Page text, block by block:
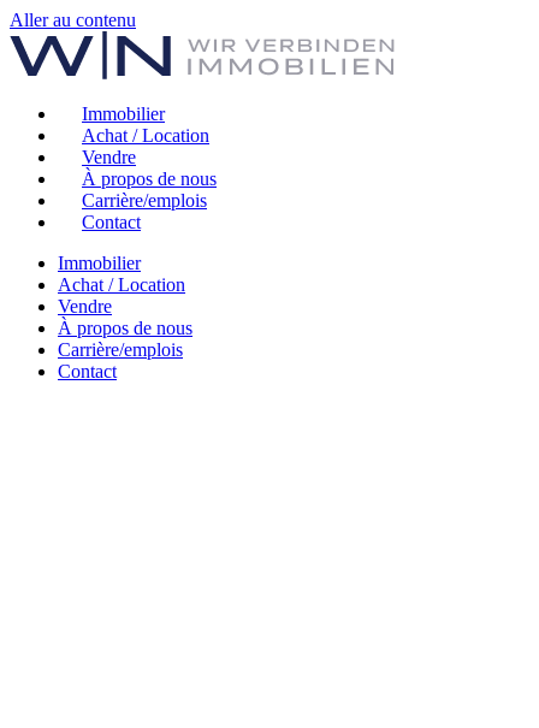
Aller au contenu
Immobilier
Achat / Location
Vendre
À propos de nous
Carrière/emplois
Contact
Immobilier
Achat / Location
Vendre
À propos de nous
Carrière/emplois
Contact